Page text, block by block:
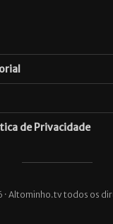
de Privacidade
Altominho.tv todos os